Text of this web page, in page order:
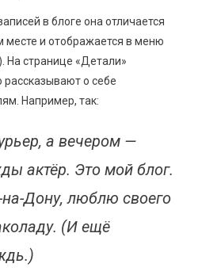
в блоге она отличается
месте и отображается в меню
На странице «Детали»
о себе
Например, так:
а вечером —
актёр. Это мой блог.
Дону, люблю своего
(И ещё